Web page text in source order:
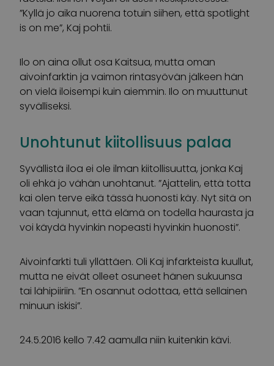
”Kyllä jo aika nuorena totuin siihen, että spotlight
is on me”, Kaj pohtii.
Ilo on aina ollut osa Kaitsua, mutta oman
aivoinfarktin ja vaimon rintasyövän jälkeen hän
on vielä iloisempi kuin aiemmin. Ilo on muuttunut
syvälliseksi.
Unohtunut kiitollisuus palaa
Syvällistä iloa ei ole ilman kiitollisuutta, jonka Kaj
oli ehkä jo vähän unohtanut. ”Ajattelin, että totta
kai olen terve eikä tässä huonosti käy. Nyt sitä on
vaan tajunnut, että elämä on todella haurasta ja
voi käydä hyvinkin nopeasti hyvinkin huonosti”.
Aivoinfarkti tuli yllättäen. Oli Kaj infarkteista kuullut,
mutta ne eivät olleet osuneet hänen sukuunsa
tai lähipiiriin. ”En osannut odottaa, että sellainen
minuun iskisi”.
24.5.2016 kello 7.42 aamulla niin kuitenkin kävi.